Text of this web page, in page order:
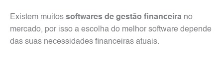
Existem muitos softwares de gestão financeira no
mercado, por isso a escolha do melhor software depende
das suas necessidades financeiras atuais.